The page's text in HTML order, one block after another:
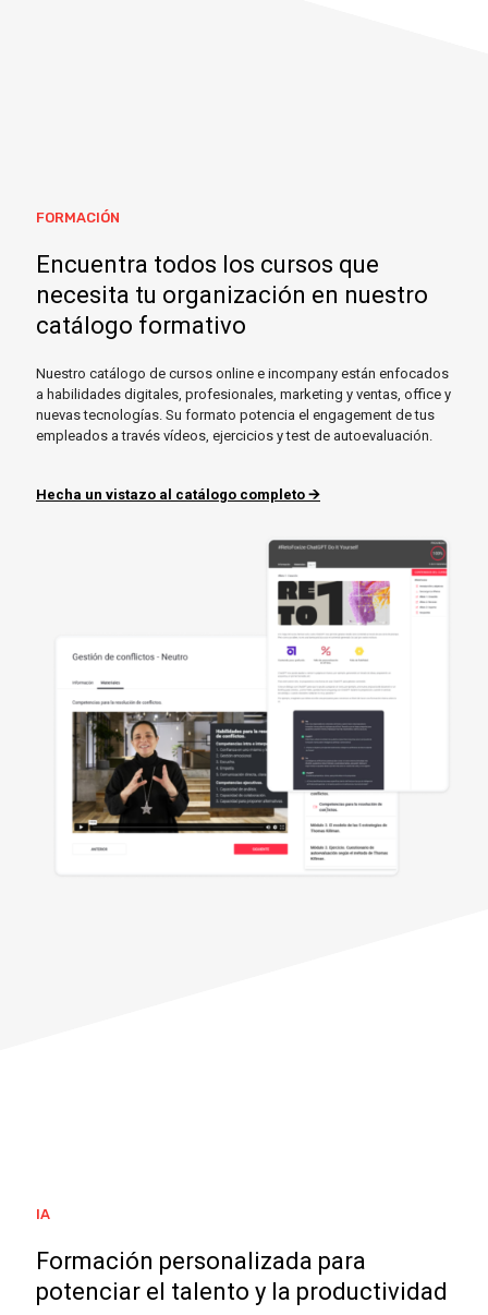
FORMACIÓN
Encuentra todos los cursos que
necesita tu organización en nuestro
catálogo formativo
Nuestro catálogo de cursos online e incompany están enfocados
a habilidades digitales, profesionales, marketing y ventas, office y
nuevas tecnologías. Su formato potencia el engagement de tus
empleados a través vídeos, ejercicios y test de autoevaluación.
Hecha un vistazo al catálogo completo 🡪
IA
Formación personalizada para
potenciar el talento y la productividad